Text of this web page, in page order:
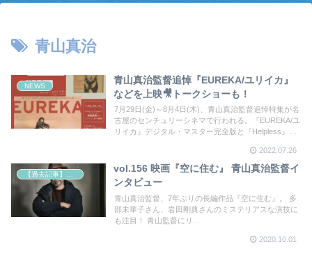
青山真治
NEWS
青山真治監督追悼『EUREKA/ユリイカ』
などを上映🎥トークショーも！
7月29日(金)～8月4日(木)、青山真治監督追悼特集が名
古屋のセンチュリーシネマで行われる。『EUREKA/ユ
リイカ』デジタル・マスター完全版と『Helpless』を
2022.07.26
【過去記事】シネマクエスト「神取恭子のシネマコラム」
vol.156 映画『空に住む』 青山真治監督イ
ンタビュー
青山真治監督、7年ぶりの長編作品『空に住む』。 多
部未華子さん、岩田剛典さんのミステリアスな演技に
も注目！ 青山監督にリ...
2020.10.01